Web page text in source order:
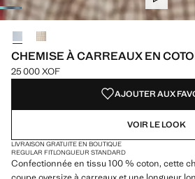
CHEMISE À CARREAUX EN
Prix actuel [25 000 XOF ]
25 000 XOF
Choisissez une couleur
AJOUTER AUX
VOIR LE LOOK
LIVRAISON GRATUITE EN BOUTIQUE
REGULAR FITLONGUEUR STANDARD
Confectionnée en tissu 100 % coton, cette